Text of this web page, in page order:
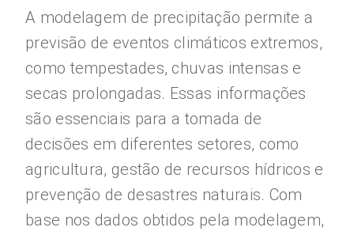
A modelagem de precipitação permite a
previsão de eventos climáticos extremos,
como tempestades, chuvas intensas e
secas prolongadas. Essas informações
são essenciais para a tomada de
decisões em diferentes setores, como
agricultura, gestão de recursos hídricos e
prevenção de desastres naturais. Com
base nos dados obtidos pela modelagem,